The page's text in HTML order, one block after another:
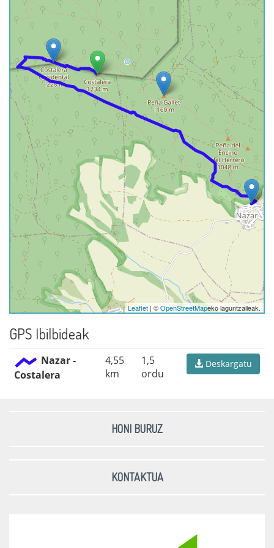
Leaflet | ©OpenStreetMapeko laguntzaileak.
GPS Ibilbideak
Nazar -
Costalera
4,55
km
1,5
ordu
Deskargatu
HONI BURUZ
KONTAKTUA